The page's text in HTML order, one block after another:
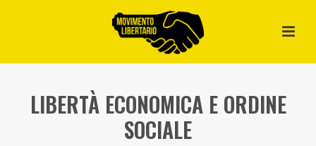
LIBERTÀ ECONOMICA E ORDINE
SOCIALE